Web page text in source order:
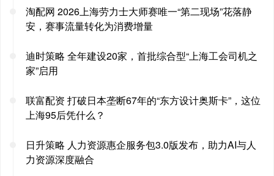
淘配网 2026上海劳力士大师赛唯一“第二现场”花落静
安，赛事流量转化为消费增量
迪时策略 全年建设20家，首批综合型“上海工会司机之
家”启用
联富配资 打破日本垄断67年的“东方设计奥斯卡”，这位
上海95后凭什么？
日升策略 人力资源惠企服务包3.0版发布，助力AI与人
力资源深度融合